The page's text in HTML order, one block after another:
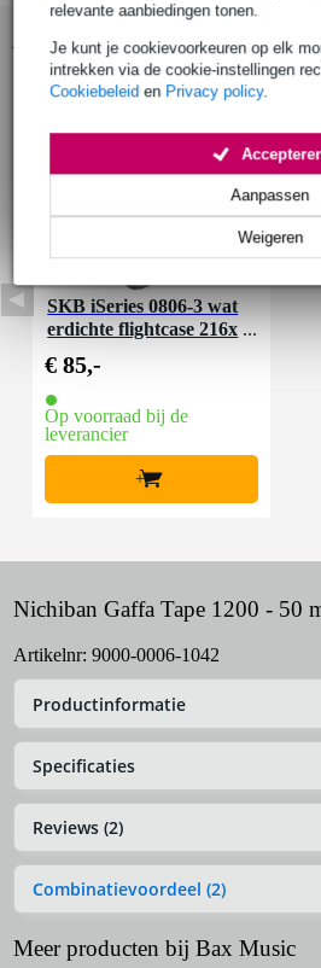
relevante aanbiedingen tonen.
Je kunt je cookievoorkeuren op elk
intrekken via de cookie-instellingen
Cookiebeleid en Privacy policy.
Weigeren
Aanpassen
Accessoires (1)
SKB iSeries 0806-3 wat
erdichte flightcase 216x
€ 85,-
Op voorraad bij de
leverancier
+
Nichiban Gaffa Tape 1200 - 50
Artikelnr: 9000-0006-1042
Productinformatie
Specificaties
Reviews (2)
Combinatievoordeel (2)
Meer producten bij Bax Music